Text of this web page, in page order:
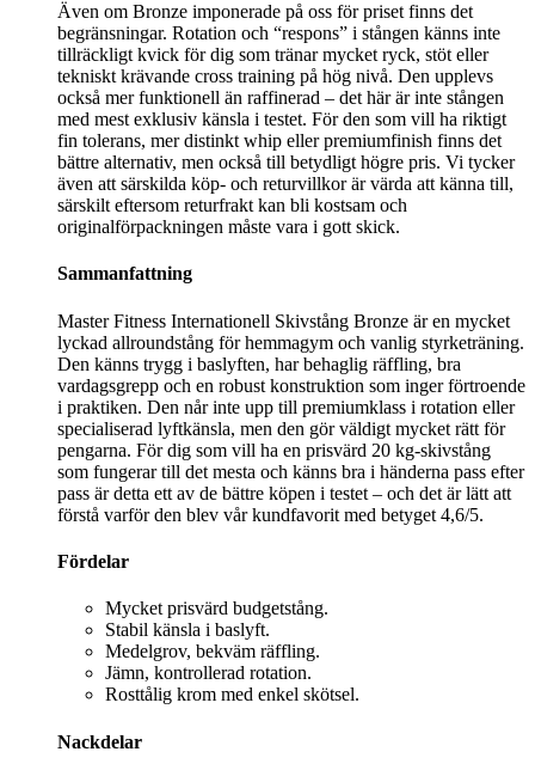
Även om Bronze imponerade på oss för priset finns det
begränsningar. Rotation och “respons” i stången känns inte
tillräckligt kvick för dig som tränar mycket ryck, stöt eller
tekniskt krävande cross training på hög nivå. Den upplevs
också mer funktionell än raffinerad – det här är inte stången
med mest exklusiv känsla i testet. För den som vill ha riktigt
fin tolerans, mer distinkt whip eller premiumfinish finns det
bättre alternativ, men också till betydligt högre pris. Vi tycker
även att särskilda köp- och returvillkor är värda att känna till,
särskilt eftersom returfrakt kan bli kostsam och
originalförpackningen måste vara i gott skick.
Sammanfattning
Master Fitness Internationell Skivstång Bronze är en mycket
lyckad allroundstång för hemmagym och vanlig styrketräning.
Den känns trygg i baslyften, har behaglig räffling, bra
vardagsgrepp och en robust konstruktion som inger förtroende
i praktiken. Den når inte upp till premiumklass i rotation eller
specialiserad lyftkänsla, men den gör väldigt mycket rätt för
pengarna. För dig som vill ha en prisvärd 20 kg-skivstång
som fungerar till det mesta och känns bra i händerna pass efter
pass är detta ett av de bättre köpen i testet – och det är lätt att
förstå varför den blev vår kundfavorit med betyget 4,6/5.
Fördelar
Mycket prisvärd budgetstång.
Stabil känsla i baslyft.
Medelgrov, bekväm räffling.
Jämn, kontrollerad rotation.
Rosttålig krom med enkel skötsel.
Nackdelar